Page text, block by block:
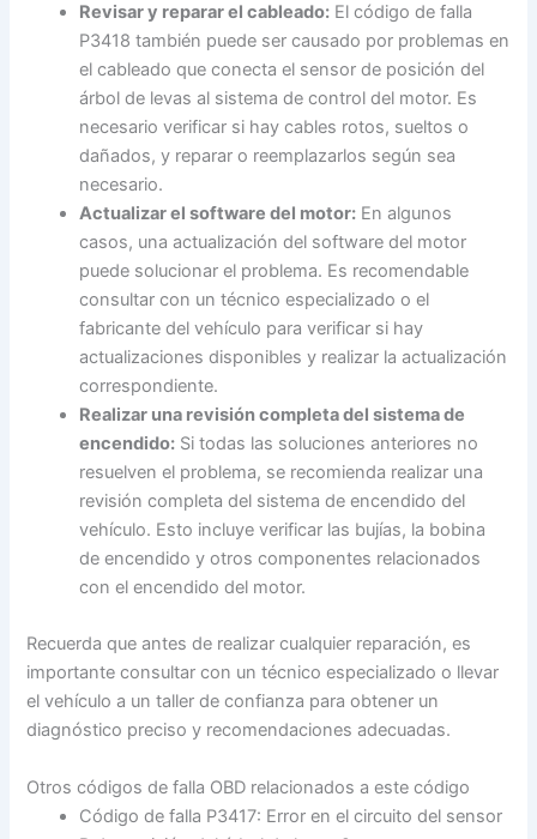
Revisar y reparar el cableado: El código de falla
P3418 también puede ser causado por problemas en
el cableado que conecta el sensor de posición del
árbol de levas al sistema de control del motor. Es
necesario verificar si hay cables rotos, sueltos o
dañados, y reparar o reemplazarlos según sea
necesario.
Actualizar el software del motor: En algunos
casos, una actualización del software del motor
puede solucionar el problema. Es recomendable
consultar con un técnico especializado o el
fabricante del vehículo para verificar si hay
actualizaciones disponibles y realizar la actualización
correspondiente.
Realizar una revisión completa del sistema de
encendido: Si todas las soluciones anteriores no
resuelven el problema, se recomienda realizar una
revisión completa del sistema de encendido del
vehículo. Esto incluye verificar las bujías, la bobina
de encendido y otros componentes relacionados
con el encendido del motor.
Recuerda que antes de realizar cualquier reparación, es
importante consultar con un técnico especializado o llevar
el vehículo a un taller de confianza para obtener un
diagnóstico preciso y recomendaciones adecuadas.
Otros códigos de falla OBD relacionados a este código
Código de falla P3417: Error en el circuito del sensor